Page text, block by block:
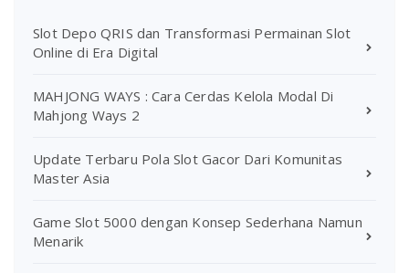
Slot Depo QRIS dan Transformasi Permainan Slot
Online di Era Digital
MAHJONG WAYS : Cara Cerdas Kelola Modal Di
Mahjong Ways 2
Update Terbaru Pola Slot Gacor Dari Komunitas
Master Asia
Game Slot 5000 dengan Konsep Sederhana Namun
Menarik